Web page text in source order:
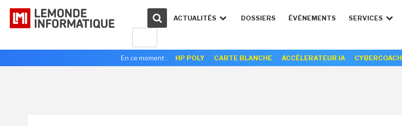
ACTUALITÉS DOSSIERS ÉVÉNEMENTS SERVICES
En ce moment : HP POLY CARTE BLANCHE ACCÉLERATEUR IA CYBERCOACH